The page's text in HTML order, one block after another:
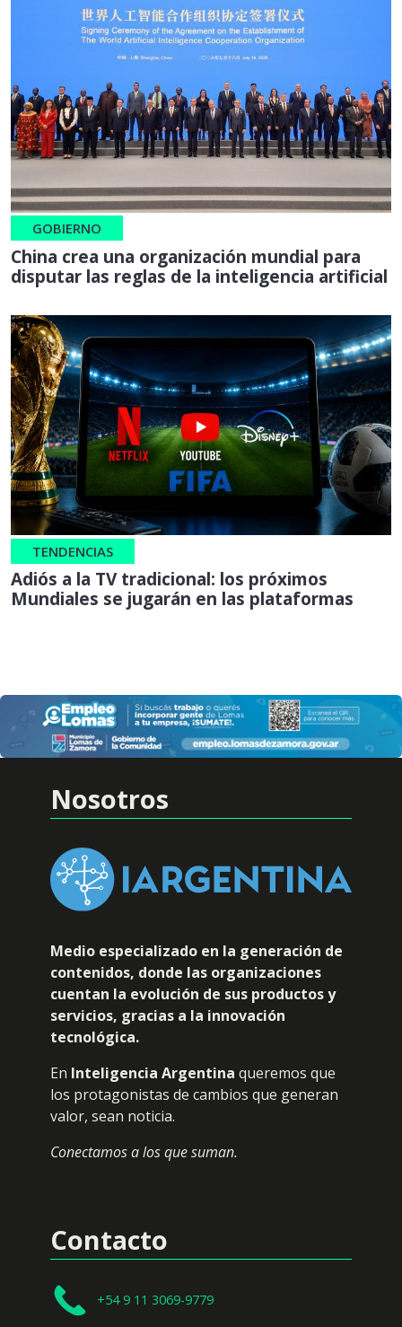
GOBIERNO
China crea una organización mundial para
disputar las reglas de la inteligencia artificial
TENDENCIAS
Adiós a la TV tradicional: los próximos
Mundiales se jugarán en las plataformas
Nosotros
Medio especializado en la generación de
contenidos, donde las organizaciones
cuentan la evolución de sus productos y
servicios, gracias a la innovación
tecnológica.
En Inteligencia Argentina queremos que
los protagonistas de cambios que generan
valor, sean noticia.
Conectamos a los que suman.
Contacto
+54 9 11 3069-9779